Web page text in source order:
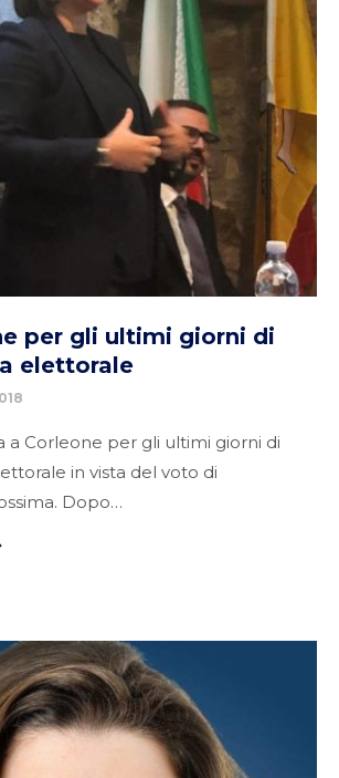
per gli ultimi giorni di
elettorale
a Corleone per gli ultimi giorni di
in vista del voto di
Dopo…